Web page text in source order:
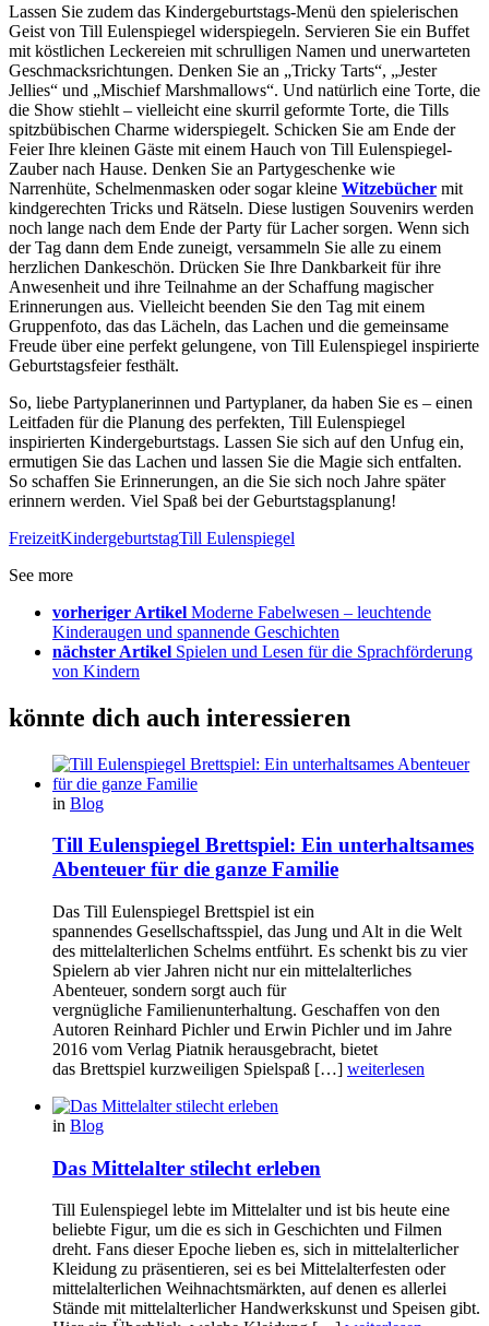
Lassen Sie zudem das Kindergeburtstags-Menü den spielerischen
Geist von Till Eulenspiegel widerspiegeln. Servieren Sie ein Buffet
mit köstlichen Leckereien mit schrulligen Namen und unerwarteten
Geschmacksrichtungen. Denken Sie an „Tricky Tarts“, „Jester
Jellies“ und „Mischief Marshmallows“. Und natürlich eine Torte, die
die Show stiehlt – vielleicht eine skurril geformte Torte, die Tills
spitzbübischen Charme widerspiegelt. Schicken Sie am Ende der
Feier Ihre kleinen Gäste mit einem Hauch von Till Eulenspiegel-
Zauber nach Hause. Denken Sie an Partygeschenke wie
Narrenhüte, Schelmenmasken oder sogar kleine Witzebücher mit
kindgerechten Tricks und Rätseln. Diese lustigen Souvenirs werden
noch lange nach dem Ende der Party für Lacher sorgen. Wenn sich
der Tag dann dem Ende zuneigt, versammeln Sie alle zu einem
herzlichen Dankeschön. Drücken Sie Ihre Dankbarkeit für ihre
Anwesenheit und ihre Teilnahme an der Schaffung magischer
Erinnerungen aus. Vielleicht beenden Sie den Tag mit einem
Gruppenfoto, das das Lächeln, das Lachen und die gemeinsame
Freude über eine perfekt gelungene, von Till Eulenspiegel inspirierte
Geburtstagsfeier festhält.
So, liebe Partyplanerinnen und Partyplaner, da haben Sie es – einen
Leitfaden für die Planung des perfekten, Till Eulenspiegel
inspirierten Kindergeburtstags. Lassen Sie sich auf den Unfug ein,
ermutigen Sie das Lachen und lassen Sie die Magie sich entfalten.
So schaffen Sie Erinnerungen, an die Sie sich noch Jahre später
erinnern werden. Viel Spaß bei der Geburtstagsplanung!
FreizeitKindergeburtstagTill Eulenspiegel
See more
vorheriger Artikel Moderne Fabelwesen – leuchtende
Kinderaugen und spannende Geschichten
nächster Artikel Spielen und Lesen für die Sprachförderung
von Kindern
könnte dich auch interessieren
in Blog
Till Eulenspiegel Brettspiel: Ein unterhaltsames
Abenteuer für die ganze Familie
Das Till Eulenspiegel Brettspiel ist ein
spannendes Gesellschaftsspiel, das Jung und Alt in die Welt
des mittelalterlichen Schelms entführt. Es schenkt bis zu vier
Spielern ab vier Jahren nicht nur ein mittelalterliches
Abenteuer, sondern sorgt auch für
vergnügliche Familienunterhaltung. Geschaffen von den
Autoren Reinhard Pichler und Erwin Pichler und im Jahre
2016 vom Verlag Piatnik herausgebracht, bietet
das Brettspiel kurzweiligen Spielspaß […] weiterlesen
in Blog
Das Mittelalter stilecht erleben
Till Eulenspiegel lebte im Mittelalter und ist bis heute eine
beliebte Figur, um die es sich in Geschichten und Filmen
dreht. Fans dieser Epoche lieben es, sich in mittelalterlicher
Kleidung zu präsentieren, sei es bei Mittelalterfesten oder
mittelalterlichen Weihnachtsmärkten, auf denen es allerlei
Stände mit mittelalterlicher Handwerkskunst und Speisen gibt.